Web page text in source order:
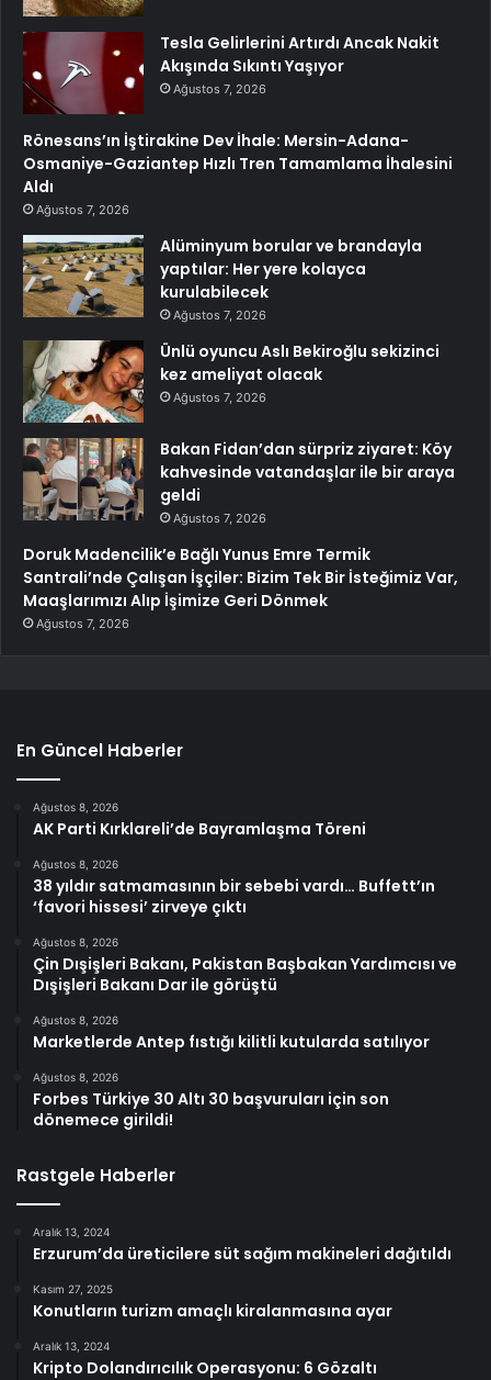
Tesla Gelirlerini Artırdı Ancak Nakit
Akışında Sıkıntı Yaşıyor
Ağustos 7, 2026
Rönesans’ın İştirakine Dev İhale: Mersin-Adana-
Osmaniye-Gaziantep Hızlı Tren Tamamlama İhalesini
Aldı
Ağustos 7, 2026
Alüminyum borular ve brandayla
yaptılar: Her yere kolayca
kurulabilecek
Ağustos 7, 2026
Ünlü oyuncu Aslı Bekiroğlu sekizinci
kez ameliyat olacak
Ağustos 7, 2026
Bakan Fidan’dan sürpriz ziyaret: Köy
kahvesinde vatandaşlar ile bir araya
geldi
Ağustos 7, 2026
Doruk Madencilik’e Bağlı Yunus Emre Termik
Santrali’nde Çalışan İşçiler: Bizim Tek Bir İsteğimiz Var,
Maaşlarımızı Alıp İşimize Geri Dönmek
Ağustos 7, 2026
En Güncel Haberler
Ağustos 8, 2026
AK Parti Kırklareli’de Bayramlaşma Töreni
Ağustos 8, 2026
38 yıldır satmamasının bir sebebi vardı… Buffett’ın
‘favori hissesi’ zirveye çıktı
Ağustos 8, 2026
Çin Dışişleri Bakanı, Pakistan Başbakan Yardımcısı ve
Dışişleri Bakanı Dar ile görüştü
Ağustos 8, 2026
Marketlerde Antep fıstığı kilitli kutularda satılıyor
Ağustos 8, 2026
Forbes Türkiye 30 Altı 30 başvuruları için son
dönemece girildi!
Rastgele Haberler
Aralık 13, 2024
Erzurum’da üreticilere süt sağım makineleri dağıtıldı
Kasım 27, 2025
Konutların turizm amaçlı kiralanmasına ayar
Aralık 13, 2024
Kripto Dolandırıcılık Operasyonu: 6 Gözaltı